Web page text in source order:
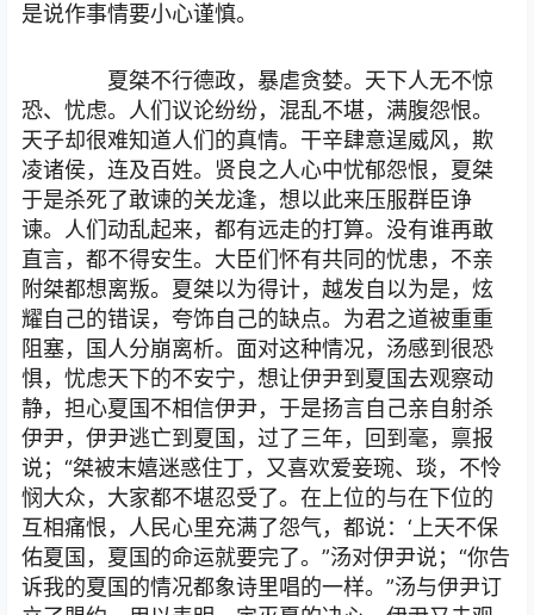
是说作事情要小心谨慎。
夏桀不行德政，暴虐贪婪。天下人无不惊
恐、忧虑。人们议论纷纷，混乱不堪，满腹怨恨。
天子却很难知道人们的真情。干辛肆意逞威风，欺
凌诸侯，连及百姓。贤良之人心中忧郁怨恨，夏桀
于是杀死了敢谏的关龙逢，想以此来压服群臣诤
谏。人们动乱起来，都有远走的打算。没有谁再敢
直言，都不得安生。大臣们怀有共同的忧患，不亲
附桀都想离叛。夏桀以为得计，越发自以为是，炫
耀自己的错误，夸饰自己的缺点。为君之道被重重
阻塞，国人分崩离析。面对这种情况，汤感到很恐
惧，忧虑天下的不安宁，想让伊尹到夏国去观察动
静，担心夏国不相信伊尹，于是扬言自己亲自射杀
伊尹，伊尹逃亡到夏国，过了三年，回到毫，禀报
说；“桀被末嬉迷惑住丁，又喜欢爱妾琬、琰，不怜
悯大众，大家都不堪忍受了。在上位的与在下位的
互相痛恨，人民心里充满了怨气，都说：‘上天不保
佑夏国，夏国的命运就要完了。”汤对伊尹说；“你告
诉我的夏国的情况都象诗里唱的一样。”汤与伊尹订